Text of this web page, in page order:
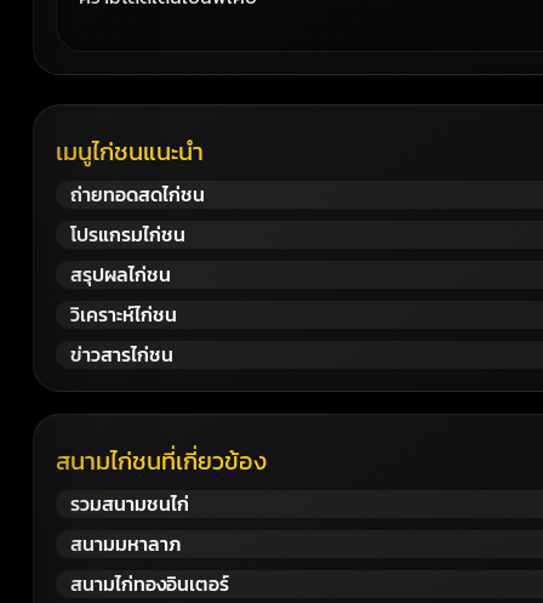
เมนูไก่ชนแนะนำ
ถ่ายทอดสดไก่ชน
โปรแกรมไก่ชน
สรุปผลไก่ชน
วิเคราะห์ไก่ชน
ข่าวสารไก่ชน
สนามไก่ชนที่เกี่ยวข้อง
รวมสนามชนไก่
สนามมหาลาภ
สนามไก่ทองอินเตอร์